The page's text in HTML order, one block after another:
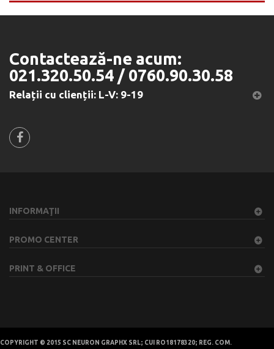
Contactează-ne acum:
021.320.50.54 / 0760.90.30.58
Relații cu clienții: L-V: 9-19
INFORMAŢII
PROMO CENTER
PRINT & OFFICE
COPYRIGHT © 2015 SC NEURON GRAPHX SRL; CUI RO18178320; REG. COM.